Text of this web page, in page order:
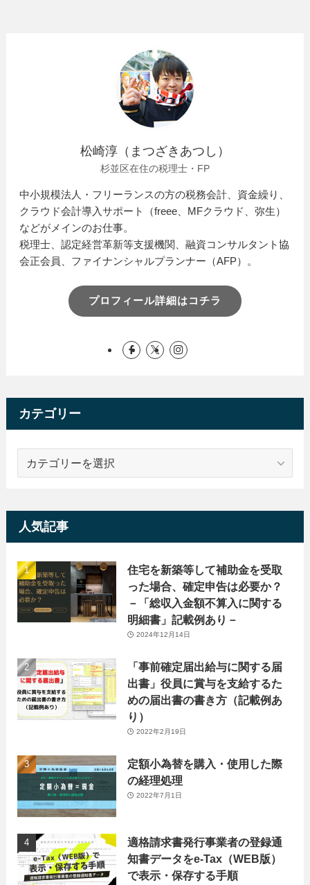
松崎淳（まつざきあつし）
杉並区在住の税理士・FP
中小規模法人・フリーランスの方の税務会計、資金繰り、
クラウド会計導入サポート（freee、MFクラウド、弥生）
などがメインのお仕事。
税理士、認定経営革新等支援機関、融資コンサルタント協
会正会員、ファイナンシャルプランナー（AFP）。
プロフィール詳細はコチラ
カテゴリー
リ
ー
人気記事
住宅を新築等して補助金を受取
った場合、確定申告は必要か？
－「総収入金額不算入に関する
明細書」記載例あり－
2024年12月14日
「事前確定届出給与に関する届
出書」役員に賞与を支給するた
めの届出書の書き方（記載例あ
り）
2022年2月19日
定額小為替を購入・使用した際
の経理処理
2022年7月1日
適格請求書発行事業者の登録通
知書データをe-Tax（WEB版）
で表示・保存する手順